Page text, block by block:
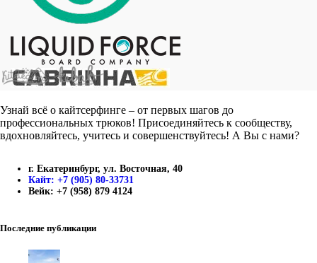
Узнай всё о кайтсерфинге – от первых шагов до
профессиональных трюков! Присоединяйтесь к сообществу,
вдохновляйтесь, учитесь и совершенствуйтесь! А Вы с нами?
г. Екатеринбург, ул. Восточная, 40
Кайт: +7 (905) 80-33731
Вейк: +7 (958) 879 4124
Последние публикации